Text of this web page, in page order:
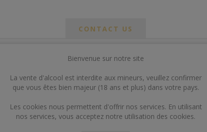
CONTACT US
Bienvenue sur notre site
La vente d'alcool est interdite aux mineurs, veuillez confirmer
que vous êtes bien majeur (18 ans et plus) dans votre pays.
Les cookies nous permettent d'offrir nos services. En utilisant
nos services, vous acceptez notre utilisation des cookies.